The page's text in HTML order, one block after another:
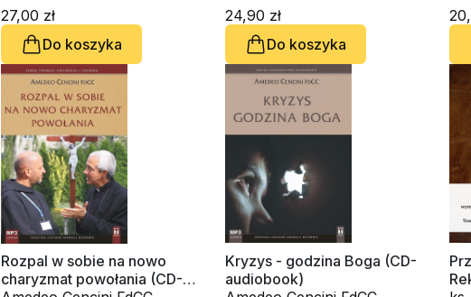
27,00 zł
Do koszyka
24,90 zł
Do koszyka
Rozpal w sobie na nowo
charyzmat powołania (CD-
Kryzys - godzina Boga (CD-
audiobook)